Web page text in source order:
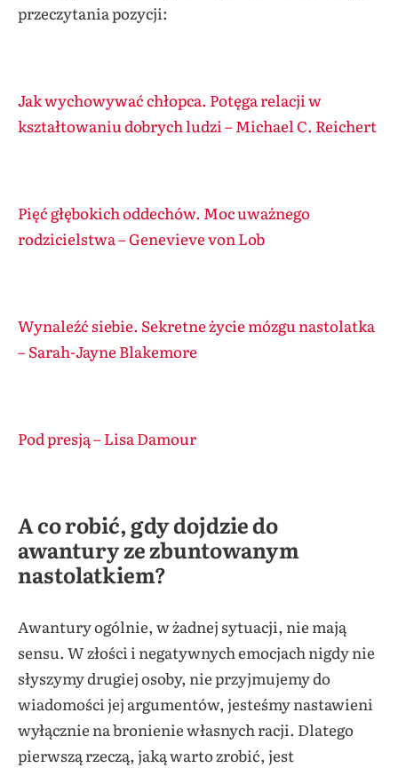
przeczytania pozycji:
Jak wychowywać chłopca. Potęga relacji w
kształtowaniu dobrych ludzi – Michael C. Reichert
Pięć głębokich oddechów. Moc uważnego
rodzicielstwa – Genevieve von Lob
Wynaleźć siebie. Sekretne życie mózgu nastolatka
– Sarah-Jayne Blakemore
Pod presją – Lisa Damour
A co robić, gdy dojdzie do
awantury ze zbuntowanym
nastolatkiem?
Awantury ogólnie, w żadnej sytuacji, nie mają
sensu. W złości i negatywnych emocjach nigdy nie
słyszymy drugiej osoby, nie przyjmujemy do
wiadomości jej argumentów, jesteśmy nastawieni
wyłącznie na bronienie własnych racji. Dlatego
pierwszą rzeczą, jaką warto zrobić, jest